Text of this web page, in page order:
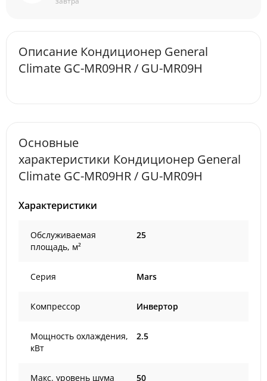
Описание Кондиционер General
Climate GC-MR09HR / GU-MR09H
Основные
характеристики Кондиционер General
Climate GC-MR09HR / GU-MR09H
Характеристики
Обслуживаемая
площадь, м²
25
Серия Mars
Компрессор Инвертор
Мощность охлаждения,
кВт
2.5
Макс. уровень шума
50